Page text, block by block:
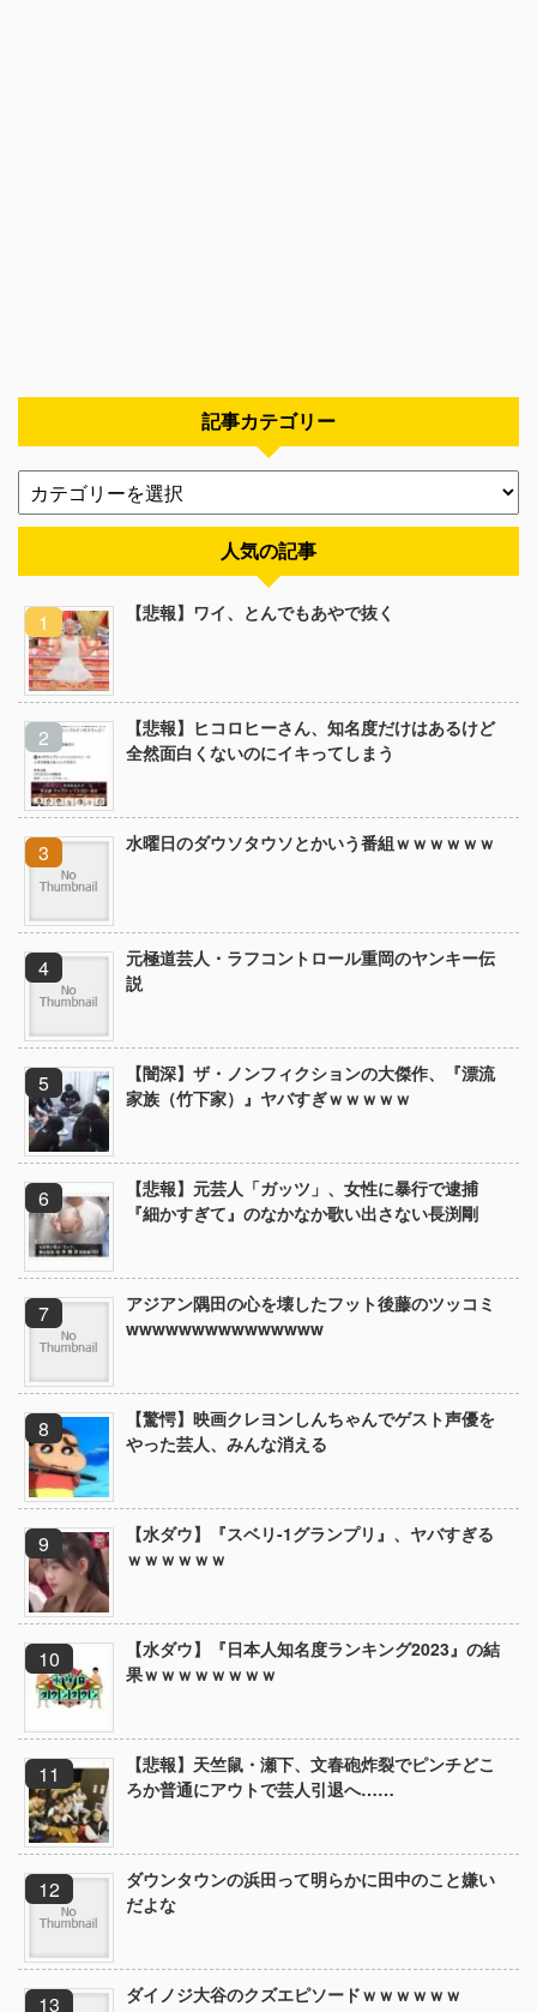
記事カテゴリー
人気の記事
【悲報】ワイ、とんでもあやで抜く
【悲報】ヒコロヒーさん、知名度だけはあるけど
全然面白くないのにイキってしまう
水曜日のダウソタウソとかいう番組ｗｗｗｗｗｗ
元極道芸人・ラフコントロール重岡のヤンキー伝
説
【闇深】ザ・ノンフィクションの大傑作、『漂流
家族（竹下家）』ヤバすぎｗｗｗｗｗ
【悲報】元芸人「ガッツ」、女性に暴行で逮捕
『細かすぎて』のなかなか歌い出さない長渕剛
アジアン隅田の心を壊したフット後藤のツッコミ
wwwwwwwwwwwwwww
【驚愕】映画クレヨンしんちゃんでゲスト声優を
やった芸人、みんな消える
【水ダウ】『スベリ-1グランプリ』、ヤバすぎる
ｗｗｗｗｗｗ
【水ダウ】『日本人知名度ランキング2023』の結
果ｗｗｗｗｗｗｗｗ
【悲報】天竺鼠・瀬下、文春砲炸裂でピンチどこ
ろか普通にアウトで芸人引退へ……
ダウンタウンの浜田って明らかに田中のこと嫌い
だよな
ダイノジ大谷のクズエピソードｗｗｗｗｗｗ